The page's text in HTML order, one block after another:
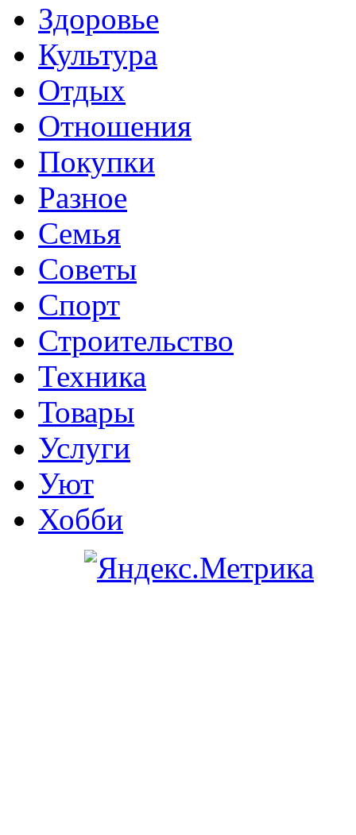
Здоровье
Культура
Отдых
Отношения
Покупки
Разное
Семья
Советы
Спорт
Строительство
Техника
Товары
Услуги
Уют
Хобби